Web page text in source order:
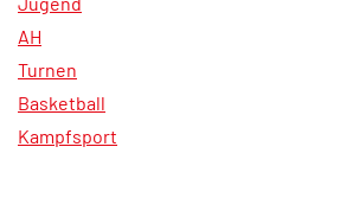
AH
Turnen
Basketball
Kampfsport